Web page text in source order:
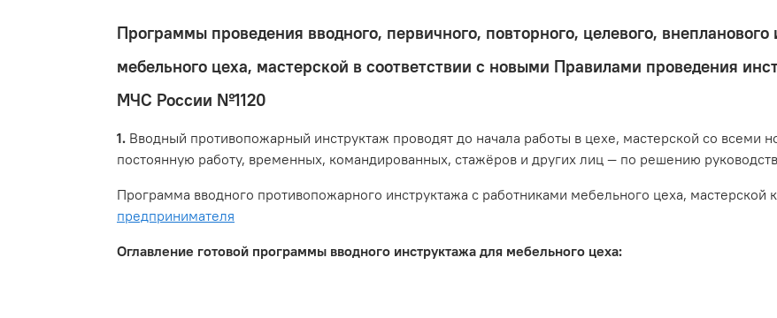
Программы проведения вводного, первичного, повторного, целевого,
мебельного цеха, мастерской в соответствии с новыми Правилами проведения
МЧС России №1120
1. Вводный противопожарный инструктаж проводят до начала работы в цехе, мастерской со всеми
постоянную работу, временных, командированных, стажёров и других лиц — по решению
Программа вводного противопожарного инструктажа с работниками мебельного цеха, мастерской к
предпринимателя
Оглавление готовой программы вводного инструктажа для мебельного цеха: